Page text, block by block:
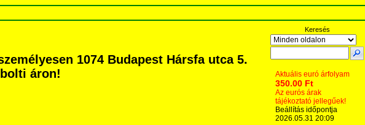
1074 Budapest Hársfa utca 5.
áron!
Keresés
Aktuális euró árfolyam
350.00 Ft
Az eurós árak
tájékoztató jellegűek!
Beállítás időpontja
2026.05.31 20:09